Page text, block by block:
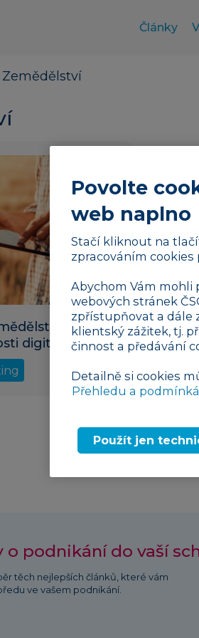
Články
Zemědělství
Využijte
digitalizace
25. 08. 2020
o podnikání do vaší
těch nejlepších článků, které vám
ve vašem podnikání.
Povolte
web naplno
Stačí kliknout na
zpracováním cookies
Abychom Vám
webových stránek
zpřístupňovat a dále
klientský zážitek, tj.
činnost a předávání
Detailně si cookies
Přehledu a
Použít jen